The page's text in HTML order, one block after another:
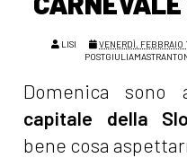
LISI VENERDÌ, FEBBRAIO
Domenica sono
capitale della
bene cosa